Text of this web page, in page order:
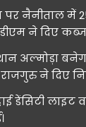
नैनीताल में
ने दिए
अल्मोड़ा
ने दिए
लाइट